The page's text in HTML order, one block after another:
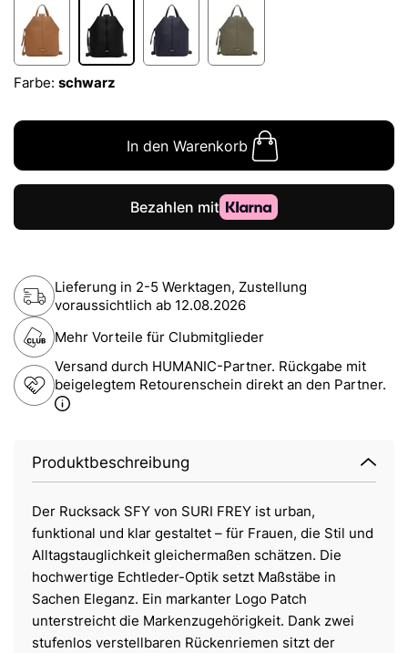
Farbe: schwarz
In den Warenkorb
Lieferung in 2-5 Werktagen, Zustellung
voraussichtlich ab 12.08.2026
Mehr Vorteile für Clubmitglieder
Versand durch HUMANIC-Partner. Rückgabe mit
beigelegtem Retourenschein direkt an den Partner.
Produktbeschreibung
Der Rucksack SFY von SURI FREY ist urban,
funktional und klar gestaltet – für Frauen, die Stil und
Alltagstauglichkeit gleichermaßen schätzen. Die
hochwertige Echtleder-Optik setzt Maßstäbe in
Sachen Eleganz. Ein markanter Logo Patch
unterstreicht die Markenzugehörigkeit. Dank zwei
stufenlos verstellbaren Rückenriemen sitzt der